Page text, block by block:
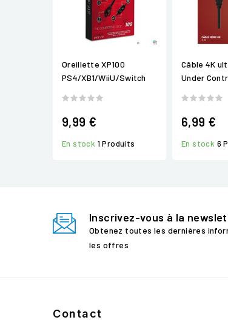
Oreillette XP100
PS4/XB1/WiiU/Switch
9,99 €
En stock 1 Produits
Câble 4K
Under
6,99 €
En stock 6
Inscrivez-vous à la
Obtenez toutes les dernières
les offres
Contact